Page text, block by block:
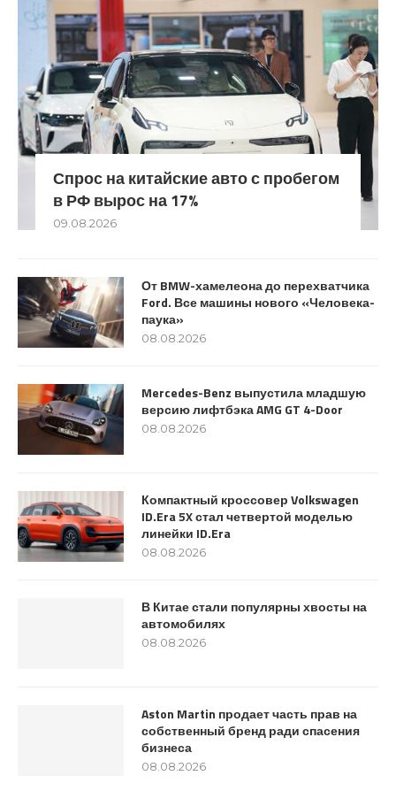
Спрос на китайские авто с пробегом
в РФ вырос на 17%
09.08.2026
От BMW-хамелеона до перехватчика
Ford. Все машины нового «Человека-
паука»
08.08.2026
Mercedes-Benz выпустила младшую
версию лифтбэка AMG GT 4-Door
08.08.2026
Компактный кроссовер Volkswagen
ID.Era 5X стал четвертой моделью
линейки ID.Era
08.08.2026
В Китае стали популярны хвосты на
автомобилях
08.08.2026
Aston Martin продает часть прав на
собственный бренд ради спасения
бизнеса
08.08.2026